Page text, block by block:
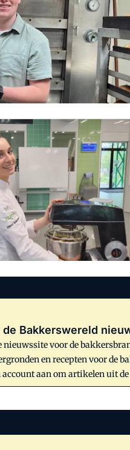
de Bakkerswereld
nieuwssite voor de
en recepten voor de
aan om artikelen uit